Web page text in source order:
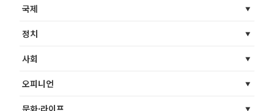
국제
정치
사회
오피니언
문화·라이프